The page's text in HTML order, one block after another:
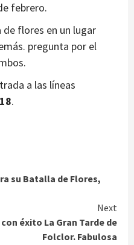
febrero.
flores en un lugar
pregunta por el
a las líneas
.
su Batalla de Flores,
Next
éxito La Gran Tarde de
Folclor. Fabulosa